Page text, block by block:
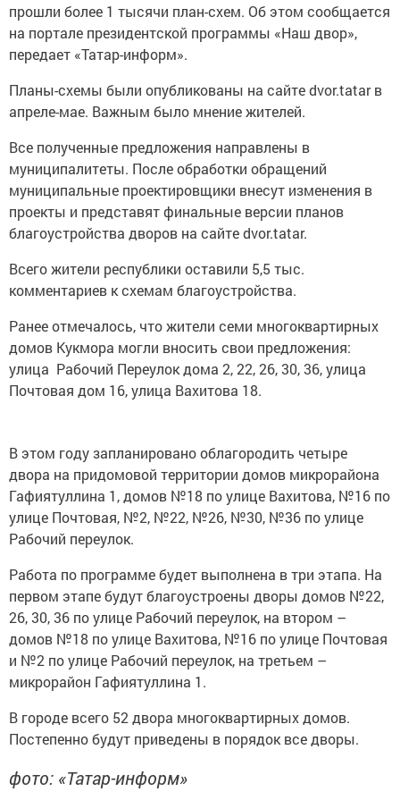
прошли более 1 тысячи план-схем. Об этом сообщается
на портале президентской программы «Наш двор»,
передает «Татар-информ».
Планы-схемы были опубликованы на сайте dvor.tatar в
апреле-мае. Важным было мнение жителей.
Все полученные предложения направлены в
муниципалитеты. После обработки обращений
муниципальные проектировщики внесут изменения в
проекты и представят финальные версии планов
благоустройства дворов на сайте dvor.tatar.
Всего жители республики оставили 5,5 тыс.
комментариев к схемам благоустройства.
Ранее отмечалось, что жители семи многоквартирных
домов Кукмора могли вносить свои предложения:
улица Рабочий Переулок дома 2, 22, 26, 30, 36, улица
Почтовая дом 16, улица Вахитова 18.
В этом году запланировано облагородить четыре
двора на придомовой территории домов микрорайона
Гафиятуллина 1, домов №18 по улице Вахитова, №16 по
улице Почтовая, №2, №22, №26, №30, №36 по улице
Рабочий переулок.
Работа по программе будет выполнена в три этапа. На
первом этапе будут благоустроены дворы домов №22,
26, 30, 36 по улице Рабочий переулок, на втором –
домов №18 по улице Вахитова, №16 по улице Почтовая
и №2 по улице Рабочий переулок, на третьем –
микрорайон Гафиятуллина 1.
В городе всего 52 двора многоквартирных домов.
Постепенно будут приведены в порядок все дворы.
фото: «Татар-информ»